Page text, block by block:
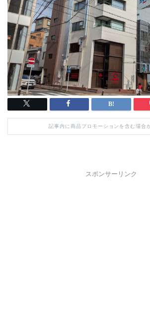
記事内に商品プロモーションを含む場合
スポンサーリンク